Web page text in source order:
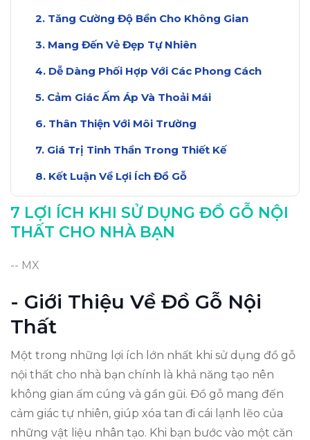
Tăng Cường Độ Bền Cho Không Gian
Mang Đến Vẻ Đẹp Tự Nhiên
Dễ Dàng Phối Hợp Với Các Phong Cách
Cảm Giác Ấm Áp Và Thoải Mái
Thân Thiện Với Môi Trường
Giá Trị Tinh Thần Trong Thiết Kế
Kết Luận Về Lợi Ích Đồ Gỗ
7 LỢI ÍCH KHI SỬ DỤNG ĐỒ GỖ NỘI
THẤT CHO NHÀ BẠN
-- MX
- Giới Thiệu Về Đồ Gỗ Nội
Thất
Một trong những lợi ích lớn nhất khi sử dụng đồ gỗ
nội thất cho nhà bạn chính là khả năng tạo nên
không gian ấm cúng và gần gũi. Đồ gỗ mang đến
cảm giác tự nhiên, giúp xóa tan đi cái lạnh lẽo của
những vật liệu nhân tạo. Khi bạn bước vào một căn